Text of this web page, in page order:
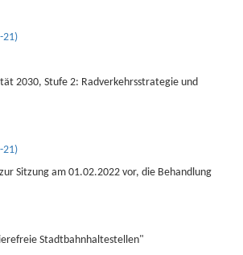
21)
2030, Stufe 2: Radverkehrsstrategie und
21)
Sitzung am 01.02.2022 vor, die Behandlung
Stadtbahnhaltestellen"